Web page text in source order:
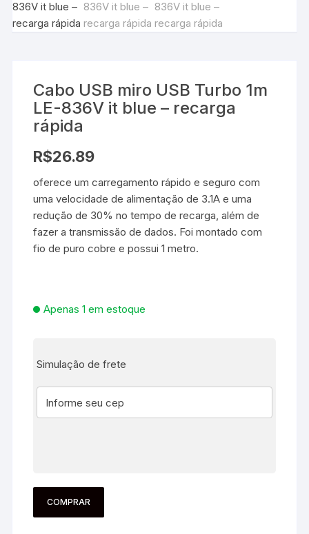
Cabo USB miro USB Turbo 1m
LE-836V it blue – recarga
rápida
R$26.89
oferece um carregamento rápido e seguro com
uma velocidade de alimentação de 3.1A e uma
redução de 30% no tempo de recarga, além de
fazer a transmissão de dados. Foi montado com
fio de puro cobre e possui 1 metro.
Apenas 1 em estoque
Simulação de frete
COMPRAR